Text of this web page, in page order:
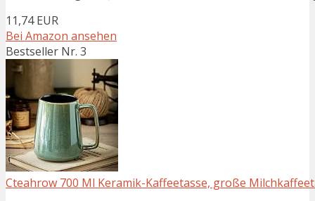
11,74 EUR
Bei Amazon ansehen
Bestseller Nr. 3
Cteahrow 700 Ml Keramik-Kaffeetasse, große